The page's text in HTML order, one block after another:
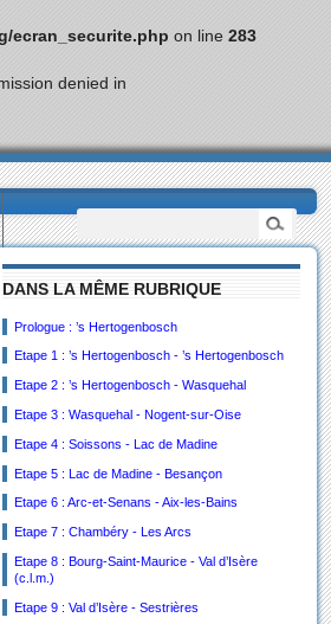
ecran_securite.php on line 283
denied in
DANS LA MÊME RUBRIQUE
Prologue : ’s Hertogenbosch
Etape 1 : ’s Hertogenbosch - ’s Hertogenbosch
Etape 2 : ’s Hertogenbosch - Wasquehal
Etape 3 : Wasquehal - Nogent-sur-Oise
Etape 4 : Soissons - Lac de Madine
Etape 5 : Lac de Madine - Besançon
Etape 6 : Arc-et-Senans - Aix-les-Bains
Etape 7 : Chambéry - Les Arcs
Etape 8 : Bourg-Saint-Maurice - Val d’Isère
(c.l.m.)
Etape 9 : Val d’Isère - Sestrières